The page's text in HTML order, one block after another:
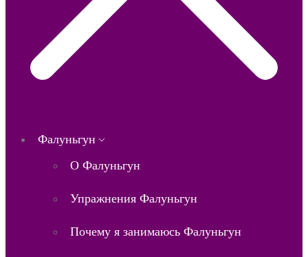
Фалуньгун
О Фалуньгун
Упражнения Фалуньгун
Почему я занимаюсь Фалуньгун